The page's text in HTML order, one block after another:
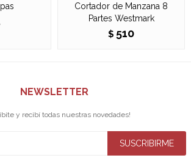
Cortador de Manzana 8
Partes Westmark
$ 510
NEWSLETTER
y recibí todas nuestras novedades!
SUSCRIBIRME